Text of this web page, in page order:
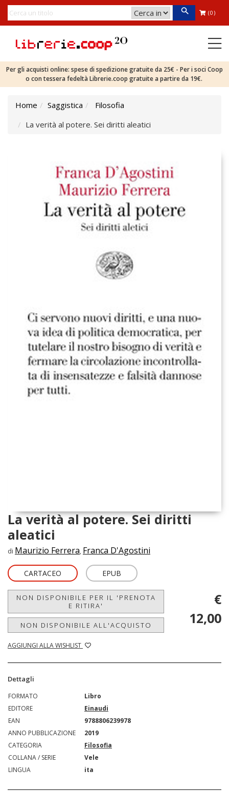
(0)
Per gli acquisti online: spese di spedizione gratuite da 25€ - Per i soci Coop
o con tessera fedeltà Librerie.coop gratuite a partire da 19€.
Home Saggistica
Filosofia
La verità al potere. Sei diritti aleatici
La verità al potere. Sei diritti
aleatici
di Maurizio Ferrera, Franca D'Agostini
CARTACEO EPUB
NON DISPONIBILE PER IL 'PRENOTA
E RITIRA'
NON DISPONIBILE ALL'ACQUISTO
AGGIUNGI ALLA WISHLIST
€
12,00
Dettagli
FORMATO
Libro
EDITORE
Einaudi
EAN
9788806239978
ANNO PUBBLICAZIONE
2019
CATEGORIA
Filosofia
COLLANA / SERIE
Vele
LINGUA
ita